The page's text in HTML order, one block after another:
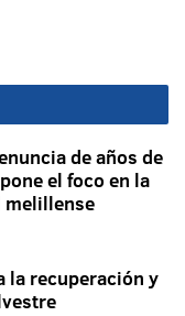
de años de
el foco en la
melillense
la recuperación y